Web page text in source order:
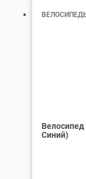
Велосипед
Синий)